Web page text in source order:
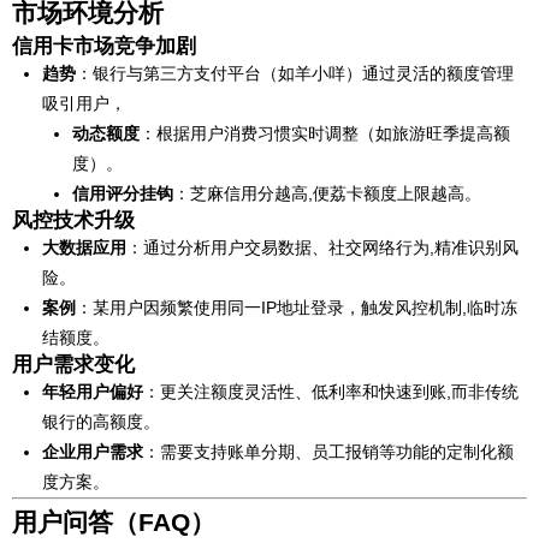
市场环境分析
信用卡市场竞争加剧
趋势 ：银行与第三方支付平台（如羊小咩）通过灵活的额度管理
吸引用户，
动态额度 ：根据用户消费习惯实时调整（如旅游旺季提高额
度）。
信用评分挂钩 ：芝麻信用分越高,便荔卡额度上限越高。
风控技术升级
大数据应用 ：通过分析用户交易数据、社交网络行为,精准识别风
险。
案例 ：某用户因频繁使用同一IP地址登录，触发风控机制,临时冻
结额度。
用户需求变化
年轻用户偏好：更关注额度灵活性、低利率和快速到账,而非传统
银行的高额度。
企业用户需求 ：需要支持账单分期、员工报销等功能的定制化额
度方案。
用户问答（FAQ）